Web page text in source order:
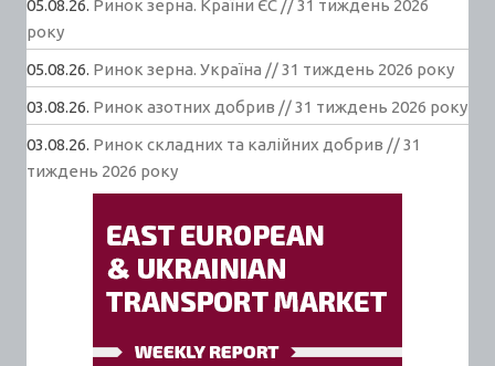
05.08.26. Ринок зерна. Країни ЄС // 31 тиждень 2026
року
05.08.26. Ринок зерна. Україна // 31 тиждень 2026 року
03.08.26. Ринок азотних добрив // 31 тиждень 2026 року
03.08.26. Ринок складних та калійних добрив // 31
тиждень 2026 року